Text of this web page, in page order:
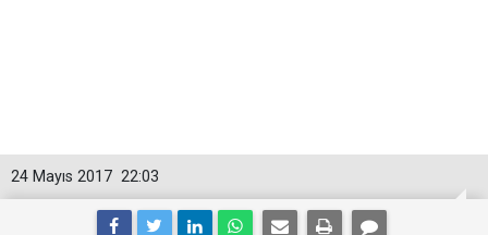
22:03
24 Mayıs 2017